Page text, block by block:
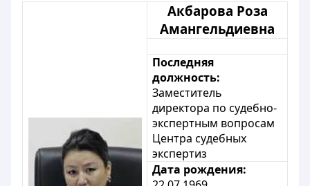
Акбарова Роза
Амангельдиевна
Последняя
должность:
Заместитель
директора по судебно-
экспертным вопросам
Центра судебных
экспертиз
Дата рождения: